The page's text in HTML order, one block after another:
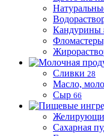
Кандурины
Сливки 28
Масло,
Сыр 66
Сахарная